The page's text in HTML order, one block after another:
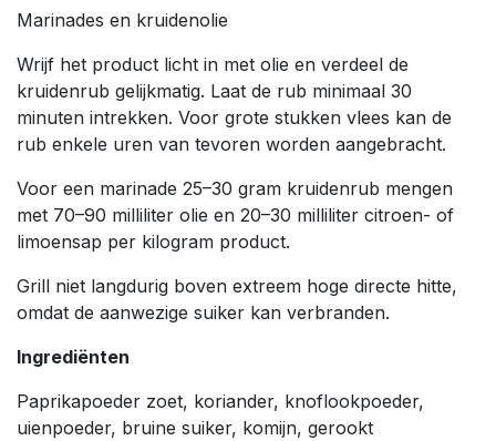
Marinades en kruidenolie
Wrijf het product licht in met olie en verdeel de
kruidenrub gelijkmatig. Laat de rub minimaal 30
minuten intrekken. Voor grote stukken vlees kan de
rub enkele uren van tevoren worden aangebracht.
Voor een marinade 25–30 gram kruidenrub mengen
met 70–90 milliliter olie en 20–30 milliliter citroen- of
limoensap per kilogram product.
Grill niet langdurig boven extreem hoge directe hitte,
omdat de aanwezige suiker kan verbranden.
Ingrediënten
Paprikapoeder zoet, koriander, knoflookpoeder,
uienpoeder, bruine suiker, komijn, gerookt